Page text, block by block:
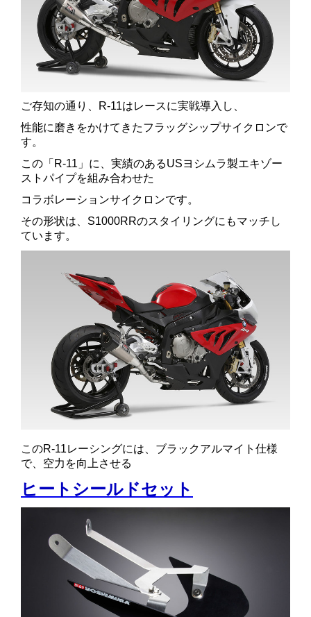
ご存知の通り、R-11はレースに実戦導入し、
性能に磨きをかけてきたフラッグシップサイクロンで
す。
この「R-11」に、実績のあるUSヨシムラ製エキゾー
ストパイプを組み合わせた
コラボレーションサイクロンです。
その形状は、S1000RRのスタイリングにもマッチし
ています。
このR-11レーシングには、ブラックアルマイト仕様
で、空力を向上させる
ヒートシールドセット